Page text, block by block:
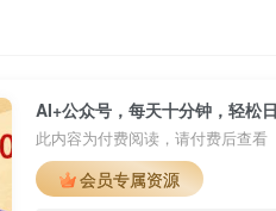
AI+公众号，每天十分钟，轻松
此内容为付费阅读，请付费后查看
会员专属资源